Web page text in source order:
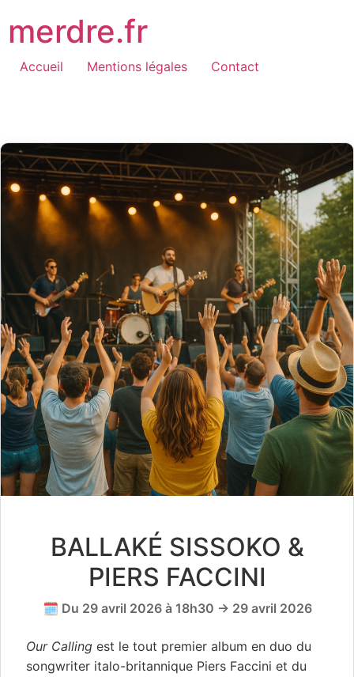
au
contenu
merdre.fr
Accueil Mentions légales Contact
BALLAKÉ SISSOKO &
PIERS FACCINI
🗓️ Du 29 avril 2026 à 18h30 → 29 avril 2026
Our Calling est le tout premier album en duo du
songwriter italo-britannique Piers Faccini et du